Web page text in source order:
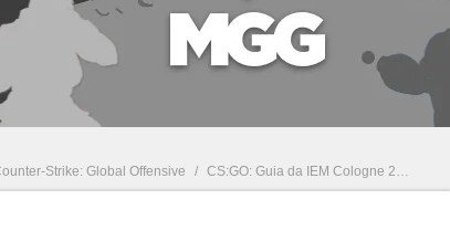
Strike: Global Offensive / CS:GO: Guia da IEM Cologne 2021 com FURIA, MIBR e Team One na disputa